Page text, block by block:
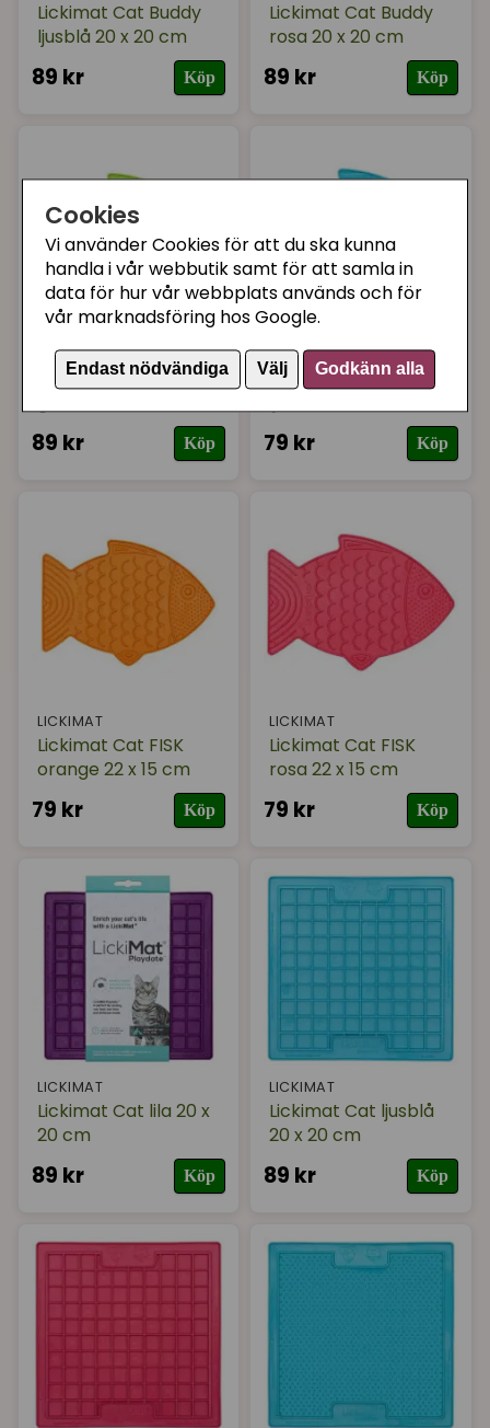
Cookies
Vi använder Cookies för att du ska kunna
handla i vår webbutik samt för att samla in
data för hur vår webbplats används och för
vår marknadsföring hos Google.
Endast nödvändiga Välj Godkänn alla
Lickimat Cat Buddy
ljusblå 20 x 20 cm
89 kr Köp
Lickimat Cat Buddy
rosa 20 x 20 cm
89 kr Köp
LICKIMAT
Lickimat Cat FISK
89 kr Köp
LICKIMAT
Lickimat Cat FISK
79 kr Köp
LICKIMAT
Lickimat Cat FISK
orange 22 x 15 cm
79 kr Köp
LICKIMAT
Lickimat Cat FISK
rosa 22 x 15 cm
79 kr Köp
LICKIMAT
Lickimat Cat lila 20 x
20 cm
89 kr Köp
LICKIMAT
Lickimat Cat ljusblå
20 x 20 cm
89 kr Köp